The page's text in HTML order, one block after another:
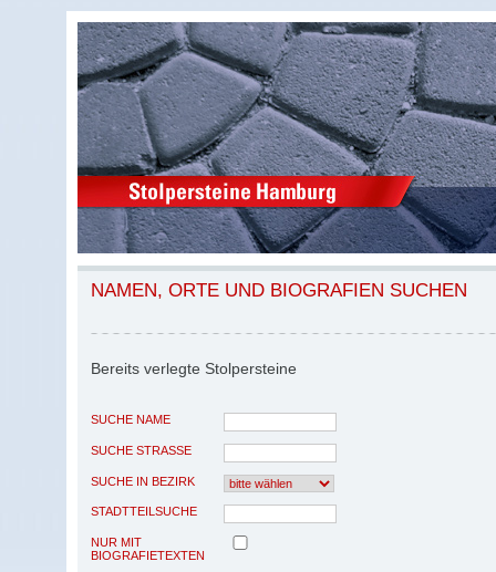
NAMEN, ORTE UND BIOGRAFIEN SUCHEN
Bereits verlegte Stolpersteine
SUCHE NAME
SUCHE STRASSE
SUCHE IN BEZIRK
STADTTEILSUCHE
NUR MIT
BIOGRAFIETEXTEN